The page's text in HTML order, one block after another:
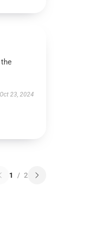
Oct 23, 2024
1 / 2